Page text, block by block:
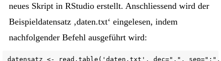
neues Skript in RStudio erstellt. Anschliessend wird der
Beispieldatensatz ‚daten.txt‘ eingelesen, indem
nachfolgender Befehl ausgeführt wird:
datensatz <- read.table('daten.txt', dec=".", sep=";",